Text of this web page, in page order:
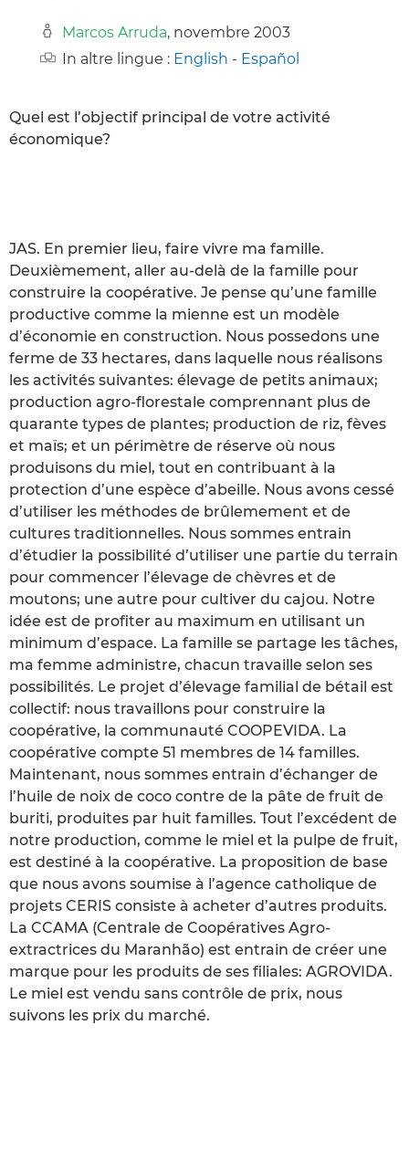
Marcos Arruda, novembre 2003
In altre lingue : English - Español
Quel est l’objectif principal de votre activité
économique?
JAS. En premier lieu, faire vivre ma famille.
Deuxièmement, aller au-delà de la famille pour
construire la coopérative. Je pense qu’une famille
productive comme la mienne est un modèle
d’économie en construction. Nous possedons une
ferme de 33 hectares, dans laquelle nous réalisons
les activités suivantes: élevage de petits animaux;
production agro-florestale comprennant plus de
quarante types de plantes; production de riz, fèves
et maïs; et un périmètre de réserve où nous
produisons du miel, tout en contribuant à la
protection d’une espèce d’abeille. Nous avons cessé
d’utiliser les méthodes de brûlemement et de
cultures traditionnelles. Nous sommes entrain
d’étudier la possibilité d’utiliser une partie du terrain
pour commencer l’élevage de chèvres et de
moutons; une autre pour cultiver du cajou. Notre
idée est de profiter au maximum en utilisant un
minimum d’espace. La famille se partage les tâches,
ma femme administre, chacun travaille selon ses
possibilités. Le projet d’élevage familial de bétail est
collectif: nous travaillons pour construire la
coopérative, la communauté COOPEVIDA. La
coopérative compte 51 membres de 14 familles.
Maintenant, nous sommes entrain d’échanger de
l’huile de noix de coco contre de la pâte de fruit de
buriti, produites par huit familles. Tout l’excédent de
notre production, comme le miel et la pulpe de fruit,
est destiné à la coopérative. La proposition de base
que nous avons soumise à l’agence catholique de
projets CERIS consiste à acheter d’autres produits.
La CCAMA (Centrale de Coopératives Agro-
extractrices du Maranhão) est entrain de créer une
marque pour les produits de ses filiales: AGROVIDA.
Le miel est vendu sans contrôle de prix, nous
suivons les prix du marché.